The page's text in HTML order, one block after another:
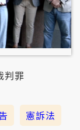
判罪
憲訴法